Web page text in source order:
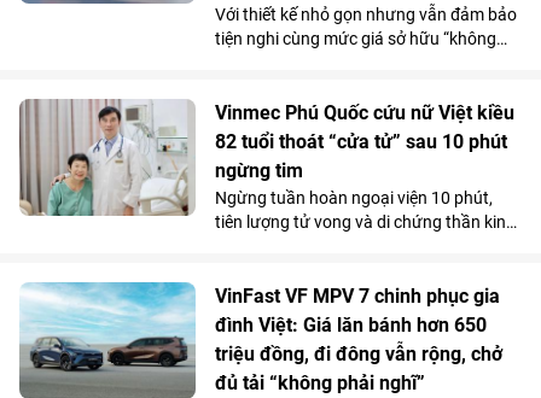
Với thiết kế nhỏ gọn nhưng vẫn đảm bảo
tiện nghi cùng mức giá sở hữu “không
đồng phái đẹp trước ngày mở cổng chính
thức vào 15/7.
Vinmec Phú Quốc cứu nữ Việt kiều
82 tuổi thoát “cửa tử” sau 10 phút
ngừng tim
Ngừng tuần hoàn ngoại viện 10 phút,
tiên lượng tử vong và di chứng thần kinh
cuộc sống bình thường chỉ sau một tuần
điều trị tại Bệnh viện Đa khoa Vinmec
Phú Quốc.
VinFast VF MPV 7 chinh phục gia
đình Việt: Giá lăn bánh hơn 650
triệu đồng, đi đông vẫn rộng, chở
đủ tải “không phải nghĩ”